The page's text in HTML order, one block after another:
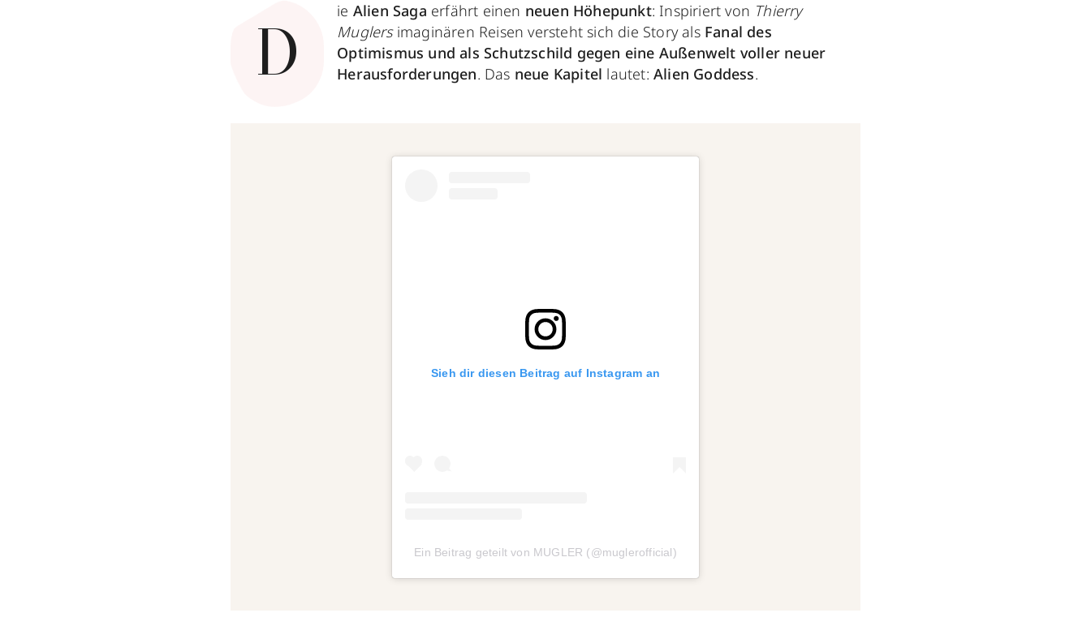
D
ie Alien Saga erfährt einen neuen Höhepunkt: Inspiriert von Thierry
Muglersimaginären Reisen versteht sich die Story als Fanal des
Optimismus und als Schutzschild gegen eine Außenwelt voller neuer
Herausforderungen. Das neue Kapitel lautet:Alien Goddess.
Sieh dir diesen Beitrag auf Instagram an
Ein Beitrag geteilt von MUGLER (@muglerofficial)